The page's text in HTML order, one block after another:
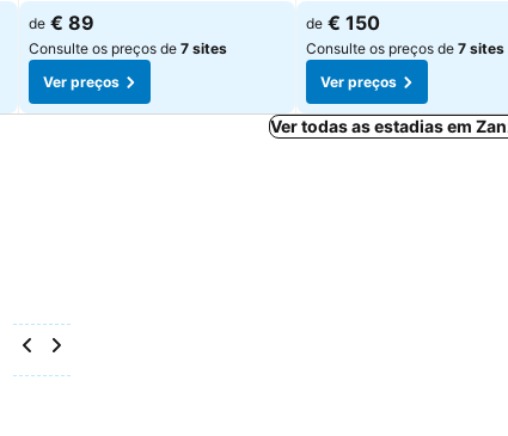
de € 89
Consulte os preços de 7 sites
Ver preços
de € 150
Consulte os preços de 7 sites
Ver preços
Ver todas as estadias em